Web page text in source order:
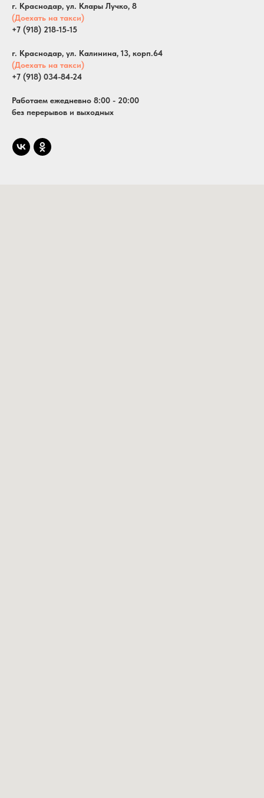
г. Краснодар, ул. Клары Лучко, 8
(Доехать на такси)
+7 (918) 218-15-15
г. Краснодар, ул. Калинина, 13, корп.64
(Доехать на такси)
+7 (918) 034-84-24
Работаем ежедневно 8:00 - 20:00
без перерывов и выходных